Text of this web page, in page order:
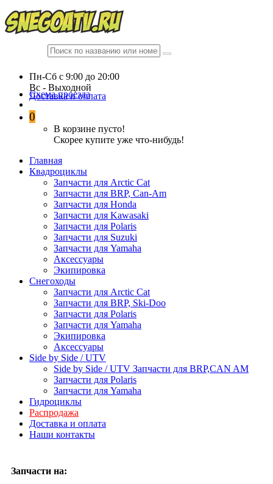
Пн-Сб c 9:00 до 20:00
Вc - Выходной
Схема проезда
Доставка и оплата
0
В корзине пусто!
Скорее купите уже что-нибудь!
Главная
Квадроциклы
Запчасти для Arctic Cat
Запчасти для BRP, Can-Am
Запчасти для Honda
Запчасти для Kawasaki
Запчасти для Polaris
Запчасти для Suzuki
Запчасти для Yamaha
Аксессуары
Экипировка
Снегоходы
Запчасти для Arctic Cat
Запчасти для BRP, Ski-Doo
Запчасти для Polaris
Запчасти для Yamaha
Экипировка
Аксессуары
Side by Side / UTV
Side by Side / UTV Запчасти для BRP,CAN AM
Запчасти для Polaris
Запчасти для Yamaha
Гидроциклы
Распродажа
Доставка и оплата
Наши контакты
Запчасти на: